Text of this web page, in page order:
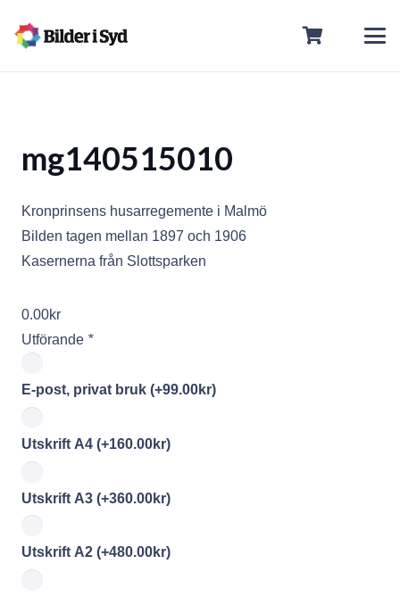
mg140515010
Kronprinsens husarregemente i Malmö
Bilden tagen mellan 1897 och 1906
Kasernerna från Slottsparken
0.00kr
Utförande *
E-post, privat bruk (+99.00kr)
Utskrift A4 (+160.00kr)
Utskrift A3 (+360.00kr)
Utskrift A2 (+480.00kr)